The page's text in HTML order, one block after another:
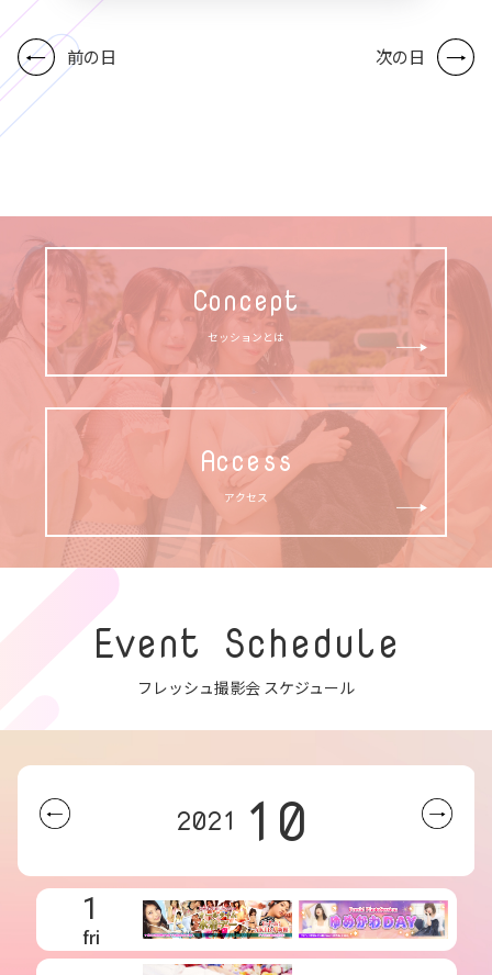
前の日 次の日
Concept
セッションとは
Access
アクセス
Event Schedule
フレッシュ撮影会 スケジュール
2021 10
1
fri